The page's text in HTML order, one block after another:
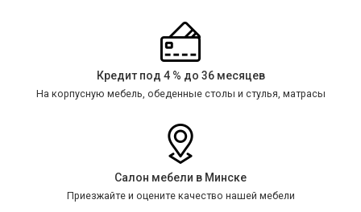
Кредит под 4 % до 36 месяцев
На корпусную мебель, обеденные столы и стулья, матрасы
Салон мебели в Минске
Приезжайте и оцените качество нашей мебели